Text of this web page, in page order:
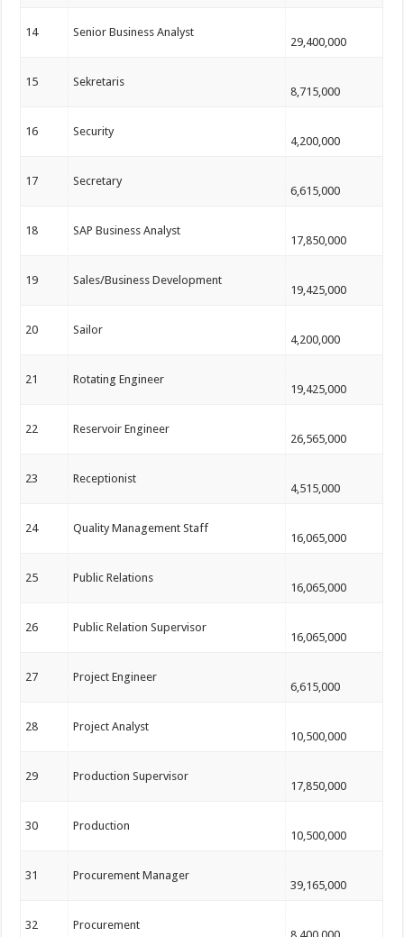
14 Senior Business Analyst
29,400,000
15 Sekretaris
8,715,000
16 Security
4,200,000
17 Secretary
6,615,000
18 SAP Business Analyst
17,850,000
19 Sales/Business Development
19,425,000
20 Sailor
4,200,000
21 Rotating Engineer
19,425,000
22 Reservoir Engineer
26,565,000
23 Receptionist
4,515,000
24 Quality Management Staff
16,065,000
25 Public Relations
16,065,000
26 Public Relation Supervisor
16,065,000
27 Project Engineer
6,615,000
28 Project Analyst
10,500,000
29 Production Supervisor
17,850,000
30 Production
10,500,000
31 Procurement Manager
39,165,000
32 Procurement